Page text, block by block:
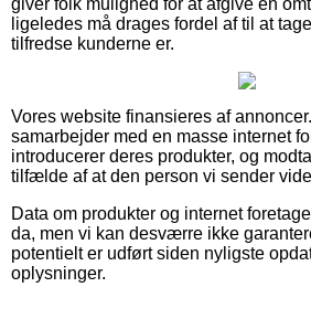
ligeledes må drages fordel af til at
tilfredse kunderne er.
Vores website finansieres af
samarbejder med en masse internet
introducerer deres produkter, og
tilfælde af at den person vi sender
Data om produkter og internet
da, men vi kan desværre ikke
potentielt er udført siden nyligste
oplysninger.